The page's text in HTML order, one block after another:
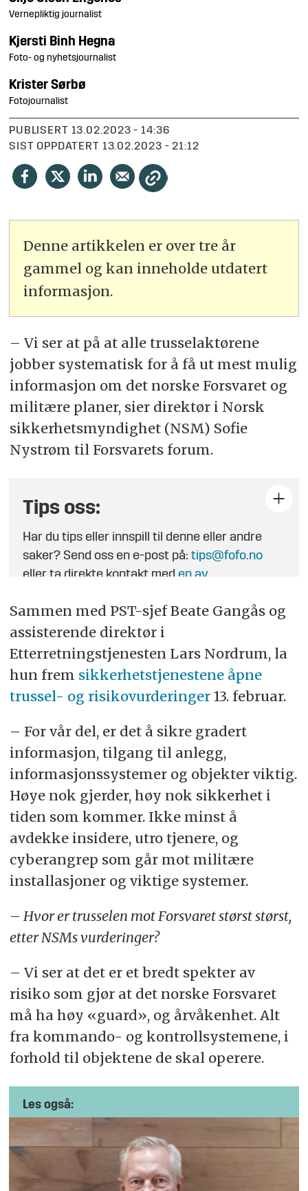
Vernepliktig journalist
Kjersti Binh Hegna
Foto- og nyhetsjournalist
Krister Sørbø
Fotojournalist
PUBLISERT
13.02.2023 - 14:36
SIST OPPDATERT
13.02.2023 - 21:12
Denne artikkelen er over tre år
gammel og kan inneholde utdatert
informasjon.
– Vi ser at på at alle trusselaktørene
jobber systematisk for å få ut mest mulig
informasjon om det norske Forsvaret og
militære planer, sier direktør i Norsk
sikkerhetsmyndighet (NSM) Sofie
Nystrøm til Forsvarets forum.
Tips oss:
Har du tips eller innspill til denne eller andre
saker? Send oss en e-post på:tips@fofo.no
eller ta direkte kontakt med en av
Sammen med PST-sjef Beate Gangås og
assisterende direktør i
Etterretningstjenesten Lars Nordrum, la
hun frem sikkerhetstjenestene åpne
trussel- og risikovurderinger13. februar.
– For vår del, er det å sikre gradert
informasjon, tilgang til anlegg,
informasjonssystemer og objekter viktig.
Høye nok gjerder, høy nok sikkerhet i
tiden som kommer. Ikke minst å
avdekke insidere, utro tjenere, og
cyberangrep som går mot militære
installasjoner og viktige systemer.
– Hvor er trusselen mot Forsvaret størst størst,
etter NSMs vurderinger?
– Vi ser at det er et bredt spekter av
risiko som gjør at det norske Forsvaret
må ha høy «guard», og årvåkenhet. Alt
fra kommando- og kontrollsystemene, i
forhold til objektene de skal operere.
Les også: